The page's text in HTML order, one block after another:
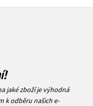
jaké zboží je výhodná
k odběru našich e-